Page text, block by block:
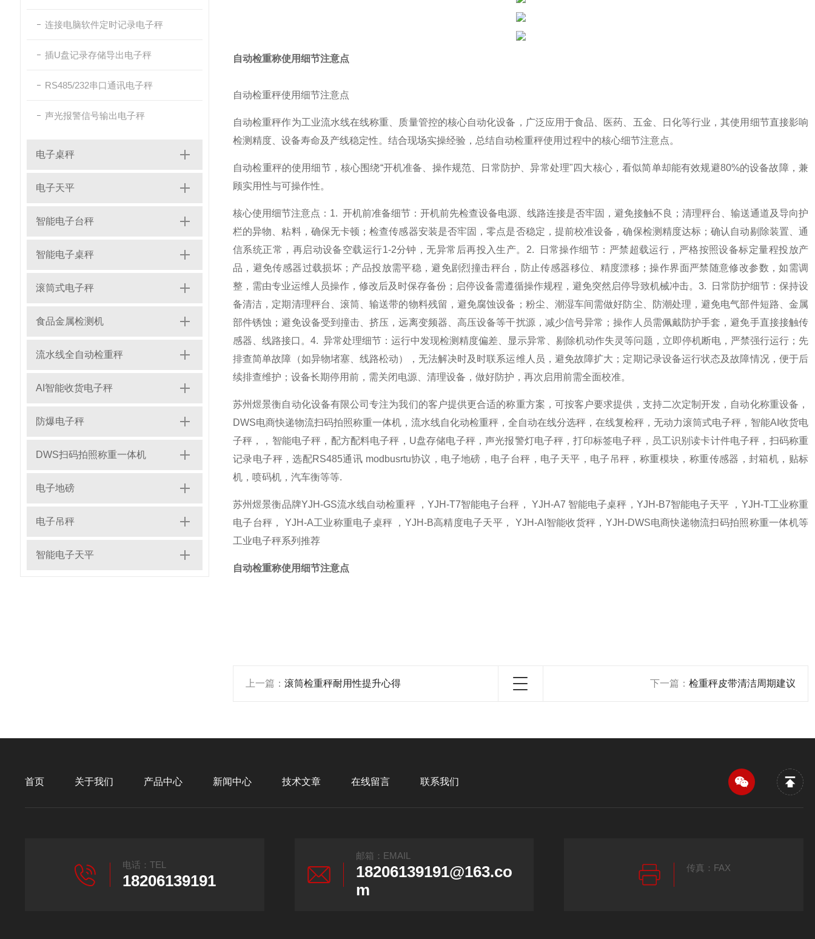
连接电脑软件定时记录电子秤
插U盘记录存储导出电子秤
RS485/232串口通讯电子秤
声光报警信号输出电子秤
电子桌秤
电子天平
智能电子台秤
智能电子桌秤
滚筒式电子秤
食品金属检测机
流水线全自动检重秤
AI智能收货电子秤
防爆电子秤
DWS扫码拍照称重一体机
电子地磅
电子吊秤
智能电子天平
自动检重称使用细节注意点
自动检重秤使用细节注意点
自动检重秤作为工业流水线在线称重、质量管控的核心自动化设备，广泛应用于食品、医药、五金、日化等行业，其使用细节直接影响
检测精度、设备寿命及产线稳定性。结合现场实操经验，总结自动检重秤使用过程中的核心细节注意点。
自动检重秤的使用细节，核心围绕“开机准备、操作规范、日常防护、异常处理"四大核心，看似简单却能有效规避80%的设备故障，兼
顾实用性与可操作性。
核心使用细节注意点：1. 开机前准备细节：开机前先检查设备电源、线路连接是否牢固，避免接触不良；清理秤台、输送通道及导向护
栏的异物、粘料，确保无卡顿；检查传感器安装是否牢固，零点是否稳定，提前校准设备，确保检测精度达标；确认自动剔除装置、通
信系统正常，再启动设备空载运行1-2分钟，无异常后再投入生产。2. 日常操作细节：严禁超载运行，严格按照设备标定量程投放产
品，避免传感器过载损坏；产品投放需平稳，避免剧烈撞击秤台，防止传感器移位、精度漂移；操作界面严禁随意修改参数，如需调
整，需由专业运维人员操作，修改后及时保存备份；启停设备需遵循操作规程，避免突然启停导致机械冲击。3. 日常防护细节：保持设
备清洁，定期清理秤台、滚筒、输送带的物料残留，避免腐蚀设备；粉尘、潮湿车间需做好防尘、防潮处理，避免电气部件短路、金属
部件锈蚀；避免设备受到撞击、挤压，远离变频器、高压设备等干扰源，减少信号异常；操作人员需佩戴防护手套，避免手直接接触传
感器、线路接口。4. 异常处理细节：运行中发现检测精度偏差、显示异常、剔除机动作失灵等问题，立即停机断电，严禁强行运行；先
排查简单故障（如异物堵塞、线路松动），无法解决时及时联系运维人员，避免故障扩大；定期记录设备运行状态及故障情况，便于后
续排查维护；设备长期停用前，需关闭电源、清理设备，做好防护，再次启用前需全面校准。
苏州煜景衡自动化设备有限公司专注为我们的客户提供更合适的称重方案，可按客户要求提供，支持二次定制开发，自动化称重设备，
DWS电商快递物流扫码拍照称重一体机，流水线自化动检重秤，全自动在线分选秤，在线复检秤，无动力滚筒式电子秤，智能AI收货电
子秤，，智能电子秤，配方配料电子秤，U盘存储电子秤，声光报警灯电子秤，打印标签电子秤，员工识别读卡计件电子秤，扫码称重
记录电子秤，选配RS485通讯 modbusrtu协议，电子地磅，电子台秤，电子天平，电子吊秤，称重模块，称重传感器，封箱机，贴标
机，喷码机，汽车衡等等.
苏州煜景衡品牌YJH-GS流水线自动检重秤 ，YJH-T7智能电子台秤， YJH-A7 智能电子桌秤，YJH-B7智能电子天平 ，YJH-T工业称重
电子台秤， YJH-A工业称重电子桌秤 ，YJH-B高精度电子天平， YJH-AI智能收货秤，YJH-DWS电商快递物流扫码拍照称重一体机等
工业电子秤系列推荐
自动检重称使用细节注意点
上一篇： 滚筒检重秤耐用性提升心得 下一篇： 检重秤皮带清洁周期建议
首页 关于我们 产品中心 新闻中心 技术文章 在线留言 联系我们
电话：TEL
18206139191
邮箱：EMAIL
18206139191@163.co
m
传真：FAX